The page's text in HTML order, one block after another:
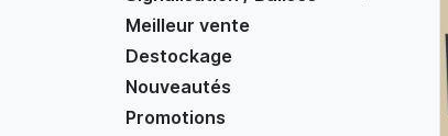
Meilleur vente
Destockage
Nouveautés
Promotions